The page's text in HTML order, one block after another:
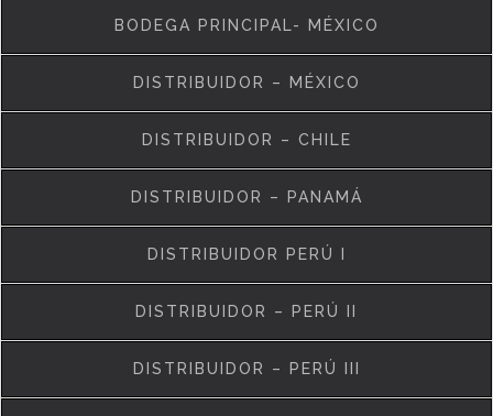
BODEGA PRINCIPAL- MÉXICO
DISTRIBUIDOR – MÉXICO
DISTRIBUIDOR – CHILE
DISTRIBUIDOR – PANAMÁ
DISTRIBUIDOR PERÚ I
DISTRIBUIDOR – PERÚ II
DISTRIBUIDOR – PERÚ III